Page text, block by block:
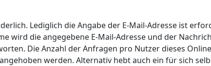
Lediglich die Angabe der E-Mail-Adresse ist
wird die angegebene E-Mail-Adresse und der
Die Anzahl der Anfragen pro Nutzer dieses
werden. Alternativ hebt auch ein für sich